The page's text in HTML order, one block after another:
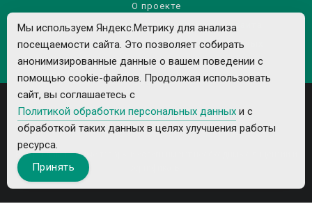
О проекте
Правила использования материалов сайта
Политика обработки персональных данных
Все рекламируемые товары и услуги имеют необходимые лицензии и
Мы используем Яндекс.Метрику для анализа
посещаемости сайта. Это позволяет собирать
анонимизированные данные о вашем поведении с
помощью cookie-файлов. Продолжая использовать
сайт, вы соглашаетесь с
Политикой обработки персональных данных и с
обработкой таких данных в целях улучшения работы
ресурса.
Принять